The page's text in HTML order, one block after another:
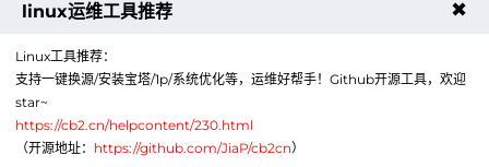
linux运维工具推荐 ✖
Linux工具推荐：
支持一键换源/安装宝塔/1p/系统优化等，运维好帮手！Github开源工具，欢迎
star~
https://cb2.cn/helpcontent/230.html
（开源地址： https://github.com/JiaP/cb2cn）